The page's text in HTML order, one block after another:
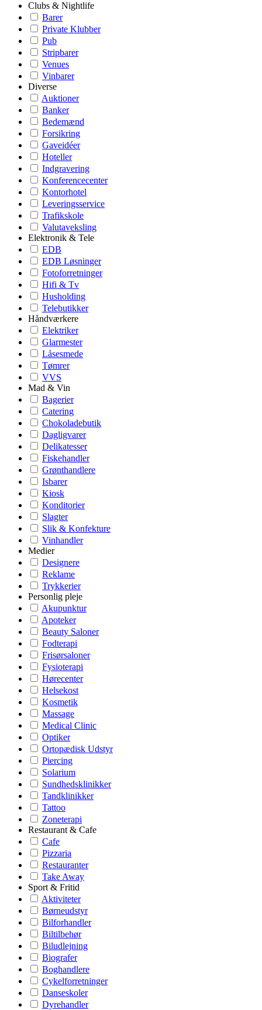
Clubs & Nightlife
Barer
Private Klubber
Pub
Stripbarer
Venues
Vinbarer
Diverse
Auktioner
Banker
Bedemænd
Forsikring
Gaveidéer
Hoteller
Indgravering
Konferencecenter
Kontorhotel
Leveringsservice
Trafikskole
Valutaveksling
Elektronik & Tele
EDB
EDB Løsninger
Fotoforretninger
Hifi & Tv
Husholding
Telebutikker
Håndværkere
Elektriker
Glarmester
Låsesmede
Tømrer
VVS
Mad & Vin
Bagerier
Catering
Chokoladebutik
Dagligvarer
Delikatesser
Fiskehandler
Grønthandlere
Isbarer
Kiosk
Konditorier
Slagter
Slik & Konfekture
Vinhandler
Medier
Designere
Reklame
Trykkerier
Personlig pleje
Akupunktur
Apoteker
Beauty Saloner
Fodterapi
Frisørsaloner
Fysioterapi
Hørecenter
Helsekost
Kosmetik
Massage
Medical Clinic
Optiker
Ortopædisk Udstyr
Piercing
Solarium
Sundhedsklinikker
Tandklinikker
Tattoo
Zoneterapi
Restaurant & Cafe
Cafe
Pizzaria
Restauranter
Take Away
Sport & Fritid
Aktiviteter
Børneudstyr
Bilforhandler
Biltilbehør
Biludlejning
Biografer
Boghandlere
Cykelforretninger
Danseskoler
Dyrehandler